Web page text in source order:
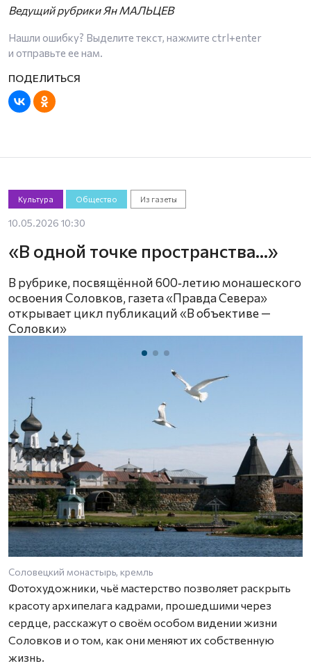
Ведущий рубрики Ян МАЛЬЦЕВ
Нашли ошибку? Выделите текст, нажмите ctrl+enter
и отправьте ее нам.
Культура Общество Из газеты
10.05.2026 10:30
«В одной точке пространства…»
В рубрике, посвящённой 600‑летию монашеского
освоения Соловков, газета «Правда Севера»
открывает цикл публикаций «В объективе —
Соловки»
Соловецкий монастырь, кремль
Фотохудожники, чьё мастерство позволяет раскрыть
красоту архипелага кадрами, прошедшими через
сердце, расскажут о своём особом видении жизни
Соловков и о том, как они меняют их собственную
жизнь.